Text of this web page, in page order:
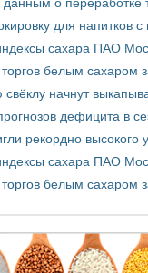
для напитков
сахара ПАО
белым сахаром
начнут
дефицита в
рекордно высокого
сахара ПАО
белым сахаром